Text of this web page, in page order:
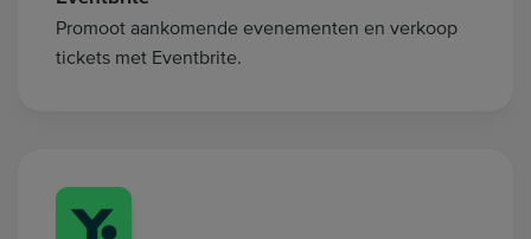
Promoot aankomende evenementen en verkoop
tickets met Eventbrite.